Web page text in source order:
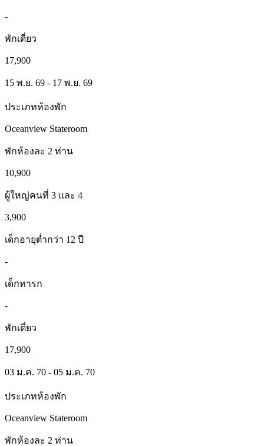
-
พักเดี่ยว
17,900
15 พ.ย. 69 - 17 พ.ย. 69
ประเภทห้องพัก
Oceanview Stateroom
พักห้องละ 2 ท่าน
10,900
ผู้ใหญ่คนที่ 3 และ 4
3,900
เด็กอายุต่ำกว่า 12 ปี
-
เด็กทารก
-
พักเดี่ยว
17,900
03 ม.ค. 70 - 05 ม.ค. 70
ประเภทห้องพัก
Oceanview Stateroom
พักห้องละ 2 ท่าน